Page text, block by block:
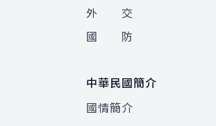
外 交
國 防
中華民國簡介
國情簡介